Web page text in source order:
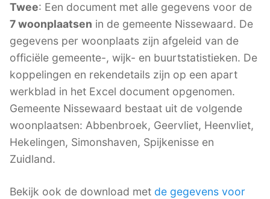
Twee: Een document met alle gegevens voor de
7 woonplaatsen in de gemeente Nissewaard. De
gegevens per woonplaats zijn afgeleid van de
officiële gemeente-, wijk- en buurtstatistieken. De
koppelingen en rekendetails zijn op een apart
werkblad in het Excel document opgenomen.
Gemeente Nissewaard bestaat uit de volgende
woonplaatsen: Abbenbroek, Geervliet, Heenvliet,
Hekelingen, Simonshaven, Spijkenisse en
Zuidland.
Bekijk ook de download met de gegevens voor